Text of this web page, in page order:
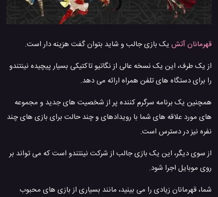
قهرمانان آتش یک بازی جالب و شاید بتوان گفت هزینه دار است.
از یک طرف، این یک نسخه عالی از نگاتیو تاکتیکی بسیار پیچیده نینتندو
را برای دستگاه های تلفن همراه ارائه می دهد.
همچنین یک برنامه سرگرم کننده پر از شخصیت های جدید و مجموعه
های مورد علاقه های شما با رویدادهای و چند حالت برای بازی های چند
نفره نیز در دسترس است.
از سوی دیگر، این یک بازی جالب از شرکت نینتندو است که می تواند بر
روی موبایل اجرا شود.
شما، قهرمانان زیادی را می بینید، مانند بسیاری از بازی های محبوب